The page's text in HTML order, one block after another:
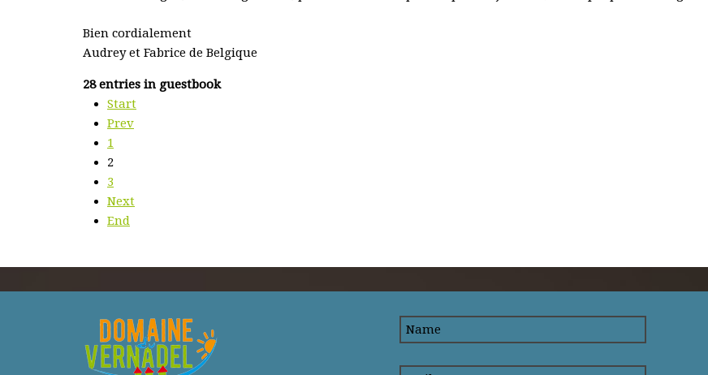
Bien cordialement
Audrey et Fabrice de Belgique
28 entries in guestbook
Start
Prev
1
2
3
Next
End